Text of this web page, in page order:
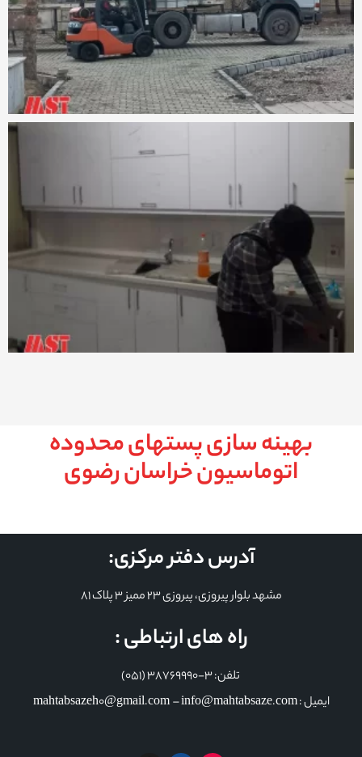
بهینه سازی پستهای محدوده
اتوماسیون خراسان رضوی
آدرس دفتر مرکزی:
مشهد بلوار پیروزی، پیروزی 23 ممیز 3 پلاک 81
راه های ارتباطی :
تلفن: 3-38769990 (051)
ایمیل : mahtabsazeh0@gmail.com – info@mahtabsaze.com